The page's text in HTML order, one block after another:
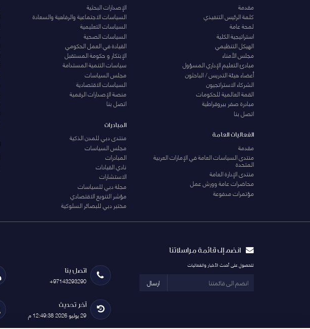
مقدمة
كلمة الرئيس التنفيذي
لمحة عامة
استراتيجية الكلية
الهيكل التنظيمي
مجلس الأمناء
مبادئ التعليم الإداري المسؤول
أعضاء هيئة التدريس / الباحثون
الشركاء الاستراتجيون
القمة العالمية للحكومات
مبادرة صفر بيروقراطية
اتصل بنا
الفعاليات العامة
مقدمة
منتدى السياسات العامة في الإمارات العربية
المتحدة
منتدى الإدارة العامة
محاضرات عامة وورش عمل
مؤتمرات مدفوعة
الإصدارات البحثية
السياسات الاجتماعية والرفاهية والسعادة
السياسات التعليمية
السياسات الصحية
القيادة في العمل الحكومي
الإبتكار و حكومة المستقبل
سياسات التنمية المستدامة
مجلس السياسات
السياسات الاقتصادية
منصة الإصدارات الرقمية
اتصل بنا
المبادرات
منتدى دبي للمدن الذكية
مجلس السياسات
المبادرات
نادي القيادات
الاستشارات
مجلة دبي للسياسات
مؤشر التنويع الاقتصادي
مختبر دبي للبصائر السلوكية
انضم إلى قائمة مراسلاتنا
للحصول على أحدث الأخبار والفعاليات
ارسال
اتصل بنا
+97143293290
آخر تحديث
29 يوليو 2026 12:49:38 م